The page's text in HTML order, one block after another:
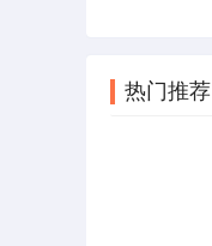
热门推荐